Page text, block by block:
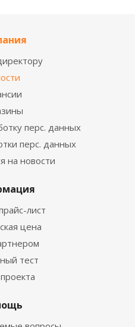
перс. данных
перс. данных
на новости
лист
цена
тест